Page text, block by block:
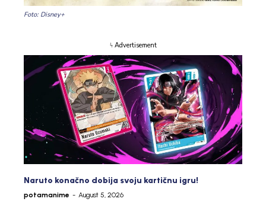
Foto: Disney+
ϟ Advertisement
Naruto konačno dobija svoju kartičnu igru!
potamanime - August 5, 2026